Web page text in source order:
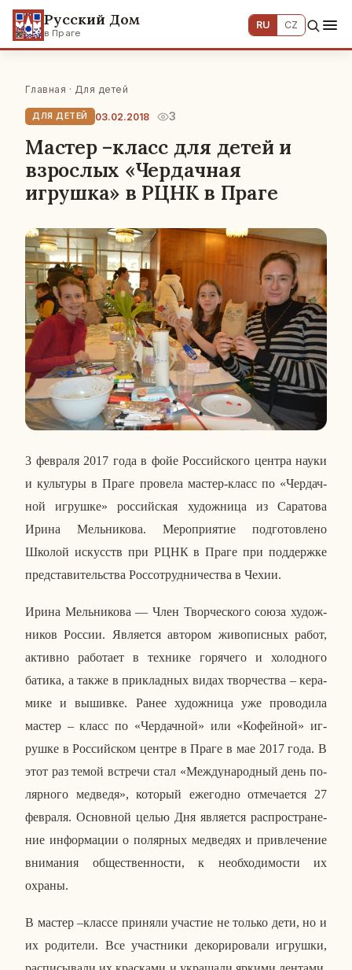
Русский Дом
в Праге
RU CZ
Главная · Для детей
ДЛЯ ДЕТЕЙ 03.02.2018 3
Мастер –класс для детей и
взрослых «Чердачная
игрушка» в РЦНК в Праге
3 фев­ра­ля 2017 года в фойе Рос­сий­ско­го центра науки
и куль­ту­ры в Праге про­ве­ла мастер-класс по «Чер­дач­
ной иг­руш­ке» рос­сий­ская ху­дож­ни­ца из Са­ра­то­ва
Ирина Мель­ни­ко­ва. Ме­ро­при­я­тие под­го­тов­ле­но
Школой ис­кусств при РЦНК в Праге при под­держ­ке
пред­ста­ви­тель­ства Рос­со­труд­ни­че­ства в Чехии.
Ирина Мель­ни­ко­ва — Член Твор­че­ско­го союза ху­дож­
ни­ков России. Яв­ля­ет­ся ав­то­ром жи­во­пис­ных работ,
ак­тив­но ра­бо­та­ет в тех­ни­ке го­ря­че­го и хо­лод­но­го
батика, а также в при­клад­ных видах твор­че­ства – ке­ра­
ми­ке и вы­шив­ке. Ранее ху­дож­ни­ца уже про­во­ди­ла
мастер – класс по «Чер­дач­ной» или «Ко­фей­ной» иг­
руш­ке в Рос­сий­ском центре в Праге в мае 2017 года. В
этот раз темой встре­чи стал «Меж­ду­на­род­ный день по­
ляр­но­го мед­ве­дя», ко­то­рый еже­год­но от­ме­ча­ет­ся 27
фев­ра­ля. Ос­нов­ной целью Дня яв­ля­ет­ся рас­про­стра­не­
ние ин­фор­ма­ции о по­ляр­ных мед­ве­дях и при­вле­че­ние
вни­ма­ния об­ще­ствен­но­сти, к необ­хо­ди­мо­сти их
охраны.
В мастер –классе при­ня­ли уча­стие не только дети, но и
их ро­ди­те­ли. Все участ­ни­ки де­ко­ри­ро­ва­ли иг­руш­ки,